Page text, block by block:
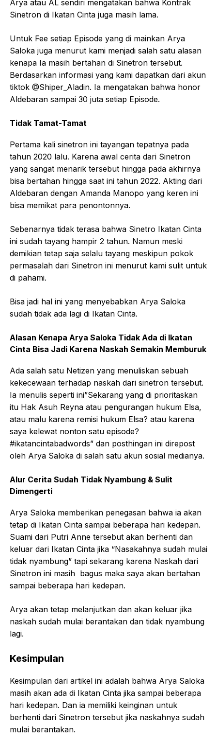
Arya atau AL sendiri mengatakan bahwa Kontrak
Sinetron di Ikatan Cinta juga masih lama.
Untuk Fee setiap Episode yang di mainkan Arya
Saloka juga menurut kami menjadi salah satu alasan
kenapa Ia masih bertahan di Sinetron tersebut.
Berdasarkan informasi yang kami dapatkan dari akun
tiktok @Shiper_Aladin. Ia mengatakan bahwa honor
Aldebaran sampai 30 juta setiap Episode.
Tidak Tamat-Tamat
Pertama kali sinetron ini tayangan tepatnya pada
tahun 2020 lalu. Karena awal cerita dari Sinetron
yang sangat menarik tersebut hingga pada akhirnya
bisa bertahan hingga saat ini tahun 2022. Akting dari
Aldebaran dengan Amanda Manopo yang keren ini
bisa memikat para penontonnya.
Sebenarnya tidak terasa bahwa Sinetro Ikatan Cinta
ini sudah tayang hampir 2 tahun. Namun meski
demikian tetap saja selalu tayang meskipun pokok
permasalah dari Sinetron ini menurut kami sulit untuk
di pahami.
Bisa jadi hal ini yang menyebabkan Arya Saloka
sudah tidak ada lagi di Ikatan Cinta.
Alasan Kenapa Arya Saloka Tidak Ada di Ikatan
Cinta Bisa Jadi Karena Naskah Semakin Memburuk
Ada salah satu Netizen yang menuliskan sebuah
kekecewaan terhadap naskah dari sinetron tersebut.
Ia menulis seperti ini”Sekarang yang di prioritaskan
itu Hak Asuh Reyna atau pengurangan hukum Elsa,
atau malu karena remisi hukum Elsa? atau karena
saya kelewat nonton satu episode?
#ikatancintabadwords” dan posthingan ini direpost
oleh Arya Saloka di salah satu akun sosial medianya.
Alur Cerita Sudah Tidak Nyambung & Sulit
Dimengerti
Arya Saloka memberikan penegasan bahwa ia akan
tetap di Ikatan Cinta sampai beberapa hari kedepan.
Suami dari Putri Anne tersebut akan berhenti dan
keluar dari Ikatan Cinta jika “Nasakahnya sudah mulai
tidak nyambung” tapi sekarang karena Naskah dari
Sinetron ini masih bagus maka saya akan bertahan
sampai beberapa hari kedepan.
Arya akan tetap melanjutkan dan akan keluar jika
naskah sudah mulai berantakan dan tidak nyambung
lagi.
Kesimpulan
Kesimpulan dari artikel ini adalah bahwa Arya Saloka
masih akan ada di Ikatan Cinta jika sampai beberapa
hari kedepan. Dan ia memiliki keinginan untuk
berhenti dari Sinetron tersebut jika naskahnya sudah
mulai berantakan.